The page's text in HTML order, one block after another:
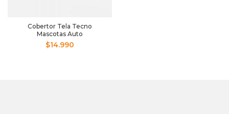
Cobertor Tela Tecno
Mascotas Auto
$14.990